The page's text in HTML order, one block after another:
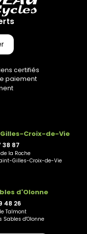
sauf en cas
n'hésitez pas à
mail à
certifiés
paiement
Croix-de-Vie
38 87
la Roche
Gilles-Croix-de-Vie
d'Olonne
48 26
Talmont
Sables d'Olonne